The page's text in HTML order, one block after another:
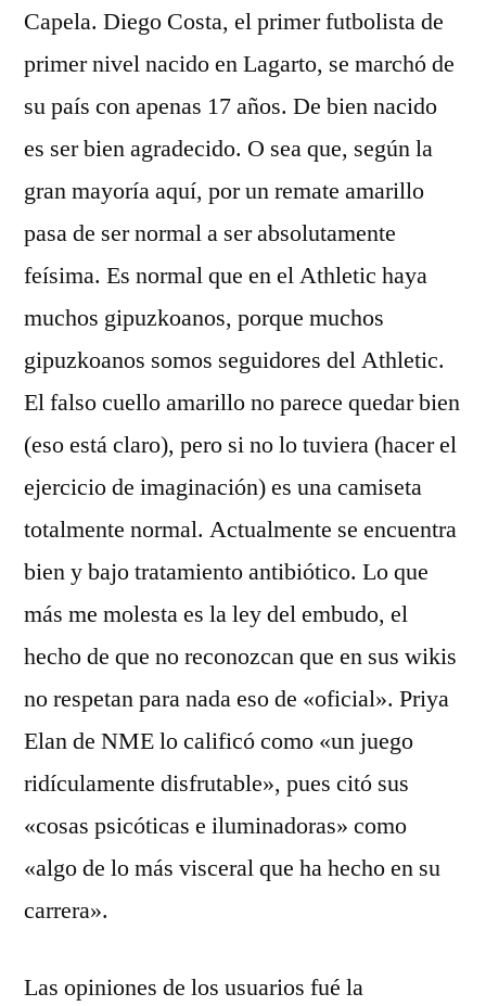
Capela. Diego Costa, el primer futbolista de
primer nivel nacido en Lagarto, se marchó de
su país con apenas 17 años. De bien nacido
es ser bien agradecido. O sea que, según la
gran mayoría aquí, por un remate amarillo
pasa de ser normal a ser absolutamente
feísima. Es normal que en el Athletic haya
muchos gipuzkoanos, porque muchos
gipuzkoanos somos seguidores del Athletic.
El falso cuello amarillo no parece quedar bien
(eso está claro), pero si no lo tuviera (hacer el
ejercicio de imaginación) es una camiseta
totalmente normal. Actualmente se encuentra
bien y bajo tratamiento antibiótico. Lo que
más me molesta es la ley del embudo, el
hecho de que no reconozcan que en sus wikis
no respetan para nada eso de «oficial». Priya
Elan de NME lo calificó como «un juego
ridículamente disfrutable», pues citó sus
«cosas psicóticas e iluminadoras» como
«algo de lo más visceral que ha hecho en su
carrera».
Las opiniones de los usuarios fué la